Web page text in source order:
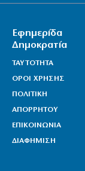
Ιταλία όπως…
σύνταξη της
6|08|2026 | 21:35
Εφημερίδα
Δημοκρατία
ΤΑΥΤΟΤΗΤΑ
ΟΡΟΙ ΧΡΗΣΗΣ
ΠΟΛΙΤΙΚΗ
ΑΠΟΡΡΗΤΟΥ
ΕΠΙΚΟΙΝΩΝΙΑ
ΔΙΑΦΗΜΙΣΗ